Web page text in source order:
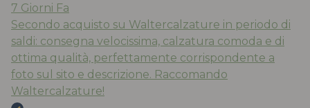
7 Giorni Fa
Secondo acquisto su Waltercalzature in periodo di
saldi: consegna velocissima, calzatura comoda e di
ottima qualità, perfettamente corrispondente a
foto sul sito e descrizione. Raccomando
Waltercalzature!